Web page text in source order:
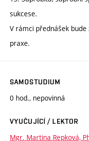
sukcese.
V rámci přednášek
praxe.
SAMOSTUDIUM
0 hod., nepovinná
VYUČUJÍCÍ / LEKTOR
Mgr. Martina Repková,